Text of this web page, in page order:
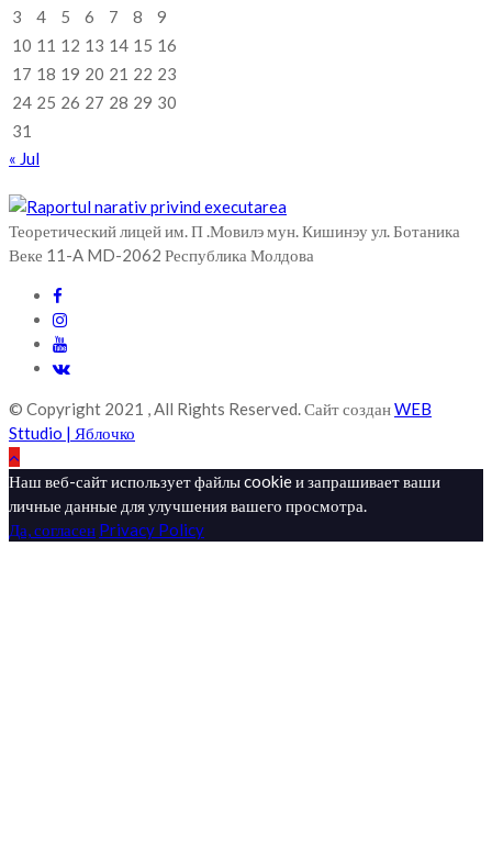
3
4 5 6 7 8
9
10 11 12 13 14 15 16
17 18 19 20 21 22 23
24 25 26 27 28 29 30
31
« Jul
Теоретический лицей им. П .Мовилэ мун. Кишинэу ул. Ботаника
Веке 11-A MD-2062 Республика Молдова
© Copyright 2021 , All Rights Reserved. Сайт созданWEB
Sttudio | Яблочко
Наш веб-сайт использует файлы cookie и запрашивает ваши
личные данные для улучшения вашего просмотра.
Да, согласен Privacy Policy